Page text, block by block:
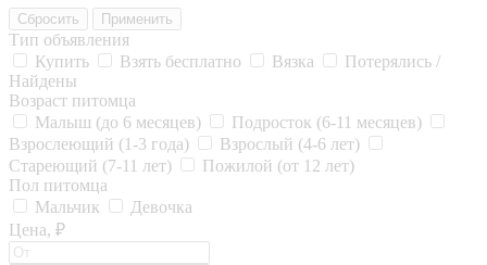
Сбросить Применить
Тип объявления
Купить
Взять бесплатно Вязка
Потерялись /
Найдены
Возраст питомца
Малыш (до 6 месяцев)
Подросток (6-11 месяцев)
Взрослеющий (1-3 года)
Взрослый (4-6 лет)
Стареющий (7-11 лет)
Пожилой (от 12 лет)
Пол питомца
Мальчик
Девочка
Цена, ₽